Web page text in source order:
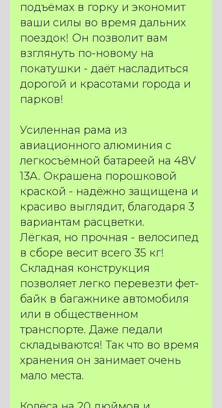
подъёмах в горку и экономит
ваши силы во время дальних
поездок! Он позволит вам
взглянуть по-новому на
покатушки - даёт насладиться
дорогой и красотами города и
парков!
Усиленная рама из
авиационного алюминия с
легкосъёмной батареей на 48V
13A. Окрашена порошковой
краской - надёжно защищена и
красиво выглядит, благодаря 3
вариантам расцветки.
Лёгкая, но прочная - велосипед
в сборе весит всего 35 кг!
Складная конструкция
позволяет легко перевезти фет-
байк в багажнике автомобиля
или в общественном
транспорте. Даже педали
складываются! Так что во время
хранения он занимает очень
мало места.